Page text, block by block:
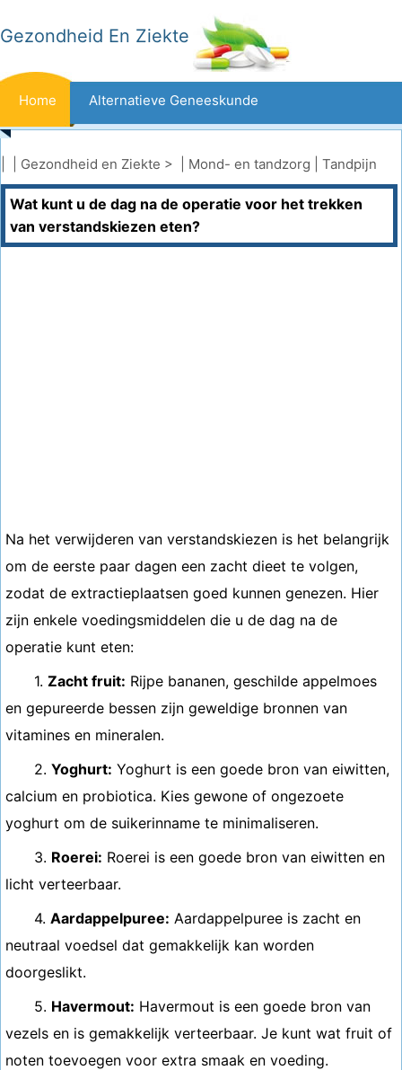
Gezondheid En Ziekte
Home Alternatieve Geneeskunde
Beten En Steken Kanker
Aandoeningen En Behandelingen Mond- En Tandzorg
Gezondheid en Ziekte > | Mond- en tandzorg Tandpijn
Wat kunt u de dag na de operatie voor het trekken
van verstandskiezen eten?
Na het verwijderen van verstandskiezen is het belangrijk
om de eerste paar dagen een zacht dieet te volgen,
zodat de extractieplaatsen goed kunnen genezen. Hier
zijn enkele voedingsmiddelen die u de dag na de
operatie kunt eten:
1. Zacht fruit: Rijpe bananen, geschilde appelmoes
en gepureerde bessen zijn geweldige bronnen van
vitamines en mineralen.
2. Yoghurt: Yoghurt is een goede bron van eiwitten,
calcium en probiotica. Kies gewone of ongezoete
yoghurt om de suikerinname te minimaliseren.
3. Roerei: Roerei is een goede bron van eiwitten en
licht verteerbaar.
4. Aardappelpuree: Aardappelpuree is zacht en
neutraal voedsel dat gemakkelijk kan worden
doorgeslikt.
5. Havermout: Havermout is een goede bron van
vezels en is gemakkelijk verteerbaar. Je kunt wat fruit of
noten toevoegen voor extra smaak en voeding.